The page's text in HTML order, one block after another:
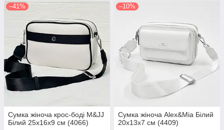
–41%
Сумка жіноча крос-боді M&JJ
Білий 25х16х9 см (4066)
–10%
Сумка жіноча Alex&Mia Білий
20х13х7 см (4409)